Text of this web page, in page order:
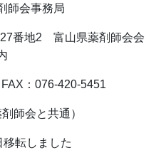
師会事務局
番地2 富山県薬剤師会会
：076-420-5451
師会と共通）
転しました